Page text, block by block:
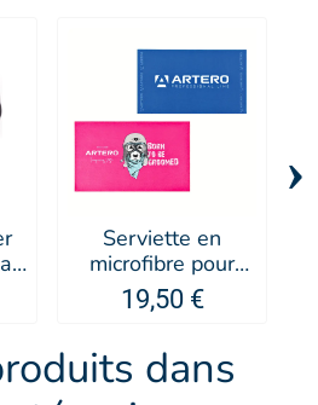
Serviette en
microfibre pour
chien et chat -
Artero
19,50 €
›
dans